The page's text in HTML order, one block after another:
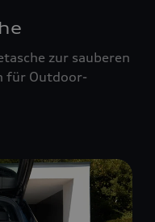
zur sauberen
für Outdoor-